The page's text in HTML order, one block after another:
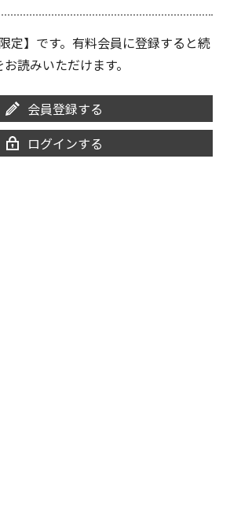
定】です。有料会員に登録すると続
お読みいただけます。
会員登録する
ログインする